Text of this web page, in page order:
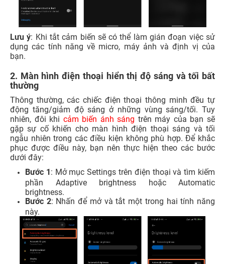
Lưu ý: Khi tắt cảm biến sẽ có thể làm gián đoạn việc sử
dụng các tính năng về micro, máy ảnh và định vị của
bạn.
2. Màn hình điện thoại hiển thị độ sáng và tối bất
thường
Thông thường, các chiếc điện thoại thông minh đều tự
động tăng/giảm độ sáng ở những vùng sáng/tối. Tuy
nhiên, đôi khi cảm biến ánh sáng trên máy của bạn sẽ
gặp sự cố khiến cho màn hình điện thoại sáng và tối
ngẫu nhiên trong các điều kiện không phù hợp. Để khắc
phục được điều này, bạn nên thực hiện theo các bước
dưới đây:
Bước 1: Mở mục Settings trên điện thoại và tìm kiếm
phần Adaptive brightness hoặc Automatic
brightness.
Bước 2: Nhấn để mở và tắt một trong hai tính năng
này.